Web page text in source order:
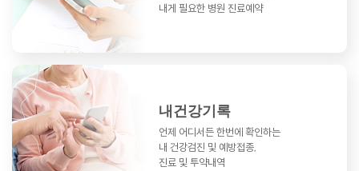
내게 필요한 병원 진료예약
내건강기록
언제 어디서든 한번에 확인하는
내 건강검진 및 예방접종,
진료 및 투약내역